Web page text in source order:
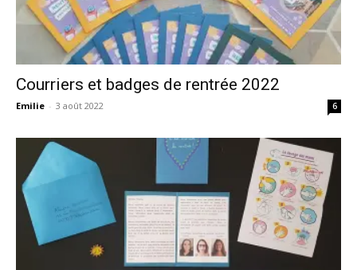
Courriers et badges de rentrée 2022
Emilie - 3 août 2022 6